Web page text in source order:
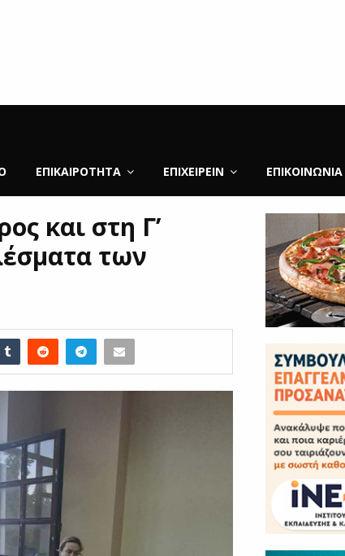
ΕΠΙΚΑΙΡΌΤΗΤΑ ΕΠΙΧΕΙΡΕΙΝ ΕΠΙΚΟΙΝΩΝΊΑ
και στη Γ’
των